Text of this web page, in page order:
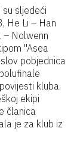
su sljedeći
He Li – Han
– Nolwenn
"Asea
pobjednica
kluba.
ekipi
članica
je za klub iz